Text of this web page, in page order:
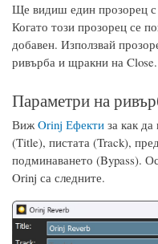
Ще видиш един прозорец с
Когато този прозорец се
добавен. Използвай
ривърба и щракни на Close.
Параметри на
Виж Orinj Ефекти за как да
(Title), пистата (Track),
подминаването (Bypass).
Orinj са следните.